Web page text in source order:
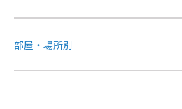
部屋・場所別